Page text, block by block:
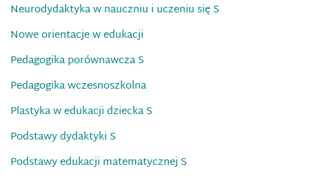
Neurodydaktyka w nauczniu i uczeniu się S
Nowe orientacje w edukacji
Pedagogika porównawcza S
Pedagogika wczesnoszkolna
Plastyka w edukacji dziecka S
Podstawy dydaktyki S
Podstawy edukacji matematycznej S